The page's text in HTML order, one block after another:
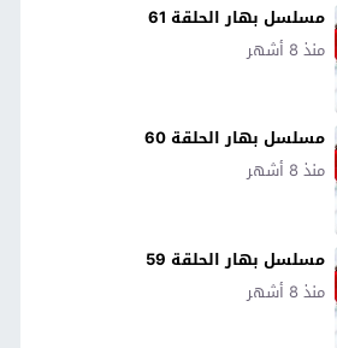
مسلسل بهار الحلقة 61
منذ 8 أشهر
مسلسل بهار الحلقة 60
منذ 8 أشهر
مسلسل بهار الحلقة 59
منذ 8 أشهر